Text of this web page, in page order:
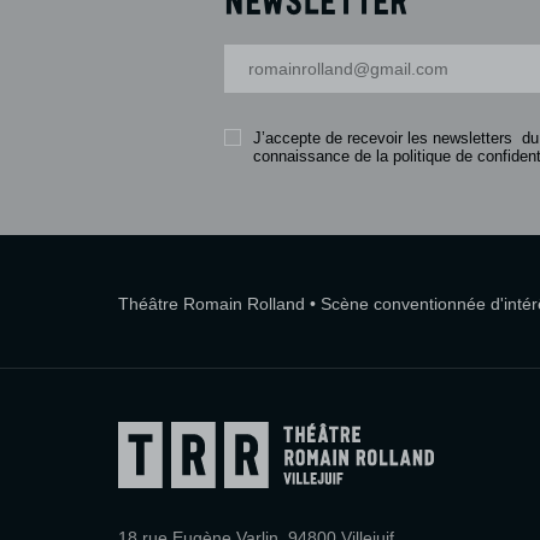
J’accepte de recevoir les newsletters
connaissance de la politique de
Théâtre Romain Rolland • Scène conventionnée